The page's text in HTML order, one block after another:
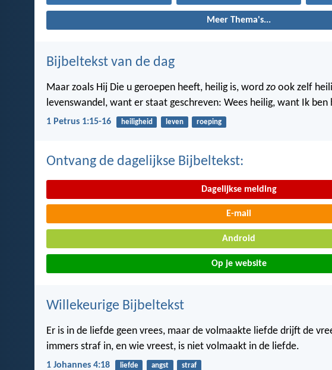
Meer Thema's...
Bijbeltekst van de dag
Maar zoals Hij Die u geroepen heeft, heilig is, word zo ook zelf
levenswandel, want er staat geschreven: Wees heilig, want Ik ben
1 Petrus 1:15-16 heiligheid leven roeping
Ontvang de dagelijkse Bijbeltekst:
Dagelijkse melding
E-mail
Android
Op je website
Willekeurige Bijbeltekst
Er is in de liefde geen vrees, maar de volmaakte liefde drijft de
immers straf in, en wie vreest, is niet volmaakt in de liefde.
1 Johannes 4:18 liefde angst straf